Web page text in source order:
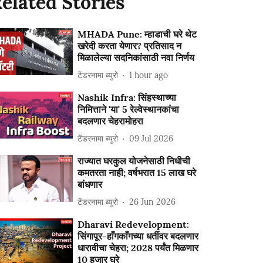
MHADA Pune: म्हाडाची घरे थेट
खरेदी करता येणार? प्रतिसाद न
मिळालेल्या सदनिकांसाठी नवा निर्णय
टेंडरनामा ब्युरो 1 hour ago
Nashik Infra: सिंहस्थाच्या
निमित्ताने 'या' 5 रेल्वेस्थानकांचा
बदलणार चेहरामोहरा
टेंडरनामा ब्युरो 09 Jul 2026
राज्यात घरकुल योजनेसाठी निधीची
कमतरता नाही; वर्षभरात 15 लाख घरे
बांधणार
टेंडरनामा ब्युरो 26 Jun 2026
Dharavi Redevelopment:
सिंगापूर-हाँगकाँगच्या धर्तीवर बदलणार
धारावीचा चेहरा; 2028 पर्यंत मिळणार
10 हजार घरे